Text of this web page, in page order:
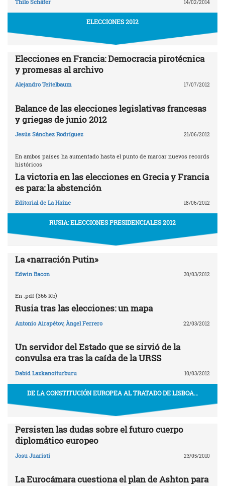
Thilo Schäfer 14/02/2014
ELECCIONES 2012
Elecciones en Francia: Democracia pirotécnica
y promesas al archivo
Alejandro Teitelbaum 17/07/2012
Balance de las elecciones legislativas francesas
y griegas de junio 2012
Jesús Sánchez Rodríguez 21/06/2012
En ambos países ha aumentado hasta el punto de marcar nuevos records
históricos
La victoria en las elecciones en Grecia y Francia
es para: la abstención
Editorial de La Haine 18/06/2012
RUSIA: ELECCIONES PRESIDENCIALES 2012
La «narración Putin»
Edwin Bacon 30/03/2012
En .pdf (366 Kb)
Rusia tras las elecciones: un mapa
Antonio Airapétov, Àngel Ferrero 22/03/2012
Un servidor del Estado que se sirvió de la
convulsa era tras la caída de la URSS
Dabid Lazkanoiturburu 10/03/2012
DE LA CONSTITUCIÓN EUROPEA AL TRATADO DE LISBOA…
Persisten las dudas sobre el futuro cuerpo
diplomático europeo
Josu Juaristi 23/05/2010
La Eurocámara cuestiona el plan de Ashton para